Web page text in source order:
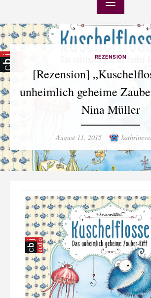
REZENSION
[Rezension]
unheimlich geheime
Nina Müller
Posted
August 11, 2015 Author